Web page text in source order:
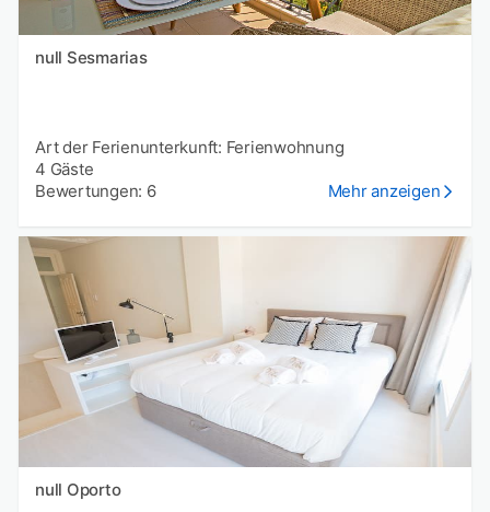
null Sesmarias
Art der Ferienunterkunft: Ferienwohnung
4 Gäste
Bewertungen: 6
Mehr anzeigen
null Oporto